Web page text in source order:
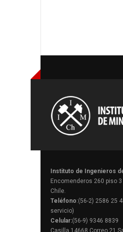
Instituto de Ingenieros
Encomenderos 260 piso
Chile.
Teléfono:(56-2) 2586 25
servicio)
Celular:(56-9) 9346 8839
Casilla 14668 Correo 21